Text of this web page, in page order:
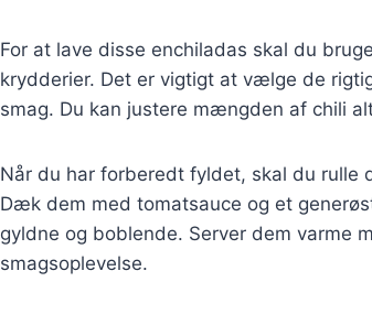
For at lave disse enchiladas skal du
krydderier. Det er vigtigt at vælge de
smag. Du kan justere mængden af chili
Når du har forberedt fyldet, skal du rulle
Dæk dem med tomatsauce og et
gyldne og boblende. Server dem varme
smagsoplevelse.